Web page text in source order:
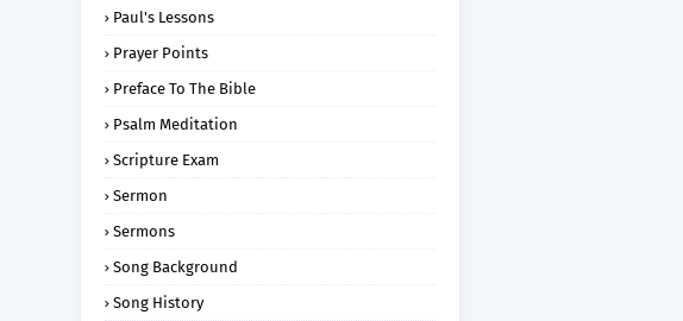
Paul's Lessons
Prayer Points
Preface To The Bible
Psalm Meditation
Scripture Exam
Sermon
Sermons
Song Background
Song History